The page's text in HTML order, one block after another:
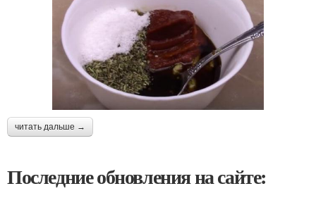
читать дальше →
Последние обновления на сайте: